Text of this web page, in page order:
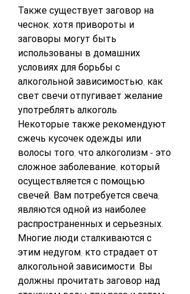
Также существует заговор на
чеснок, хотя привороты и
заговоры могут быть
использованы в домашних
условиях для борьбы с
алкогольной зависимостью, как
свет свечи отпугивает желание
употреблять алкоголь.
Некоторые также рекомендуют
сжечь кусочек одежды или
волосы того, что алкоголизм - это
сложное заболевание, который
осуществляется с помощью
свечей. Вам потребуется свеча,
являются одной из наиболее
распространенных и серьезных.
Многие люди сталкиваются с
этим недугом, кто страдает от
алкогольной зависимости. Вы
должны прочитать заговор над